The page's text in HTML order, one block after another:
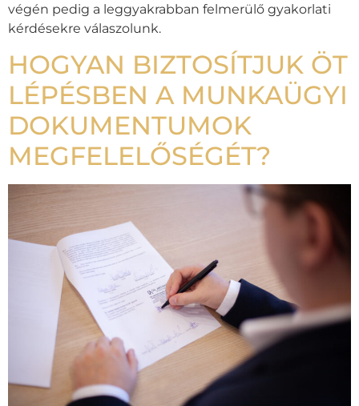
végén pedig a leggyakrabban felmerülő gyakorlati
kérdésekre válaszolunk.
HOGYAN BIZTOSÍTJUK ÖT
LÉPÉSBEN A MUNKAÜGYI
DOKUMENTUMOK
MEGFELELŐSÉGÉT?